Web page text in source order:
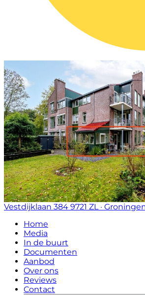
Vestdijklaan 384 9721 ZL ·
Home
Media
In de buurt
Documenten
Aanbod
Over ons
Reviews
Contact